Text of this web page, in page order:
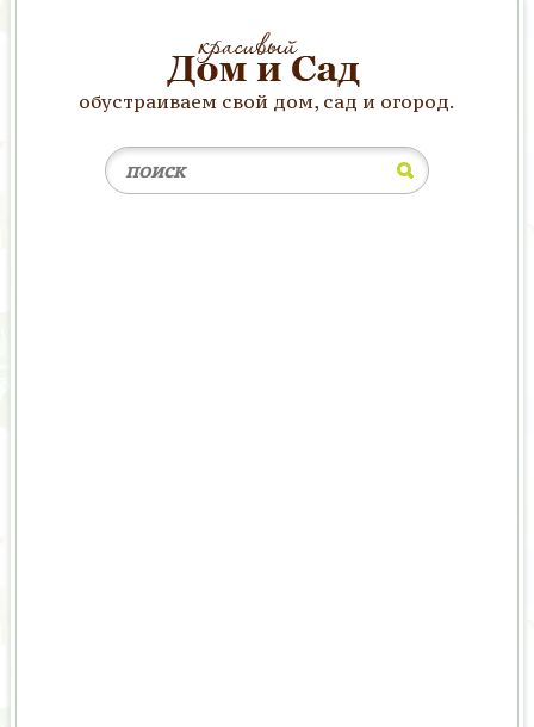
обустраиваем свой дом, сад и огород.